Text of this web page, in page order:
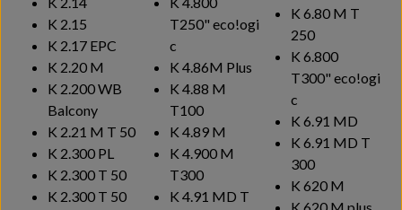
K 2.15
K 2.17 EPC
K 2.20 M
K 2.200 WB
Balcony
K 2.21 M T 50
K 2.300 PL
K 2.300 T 50
K 2.300 T 50
T250"eco!ogi
c
K 4.86M Plus
K 4.88 M
T100
K 4.89 M
K 4.900 M
T300
K 4.91 MD T
K 6.80 M T
250
K 6.800
T300"eco!ogi
c
K 6.91 MD
K 6.91 MD T
300
K 620 M